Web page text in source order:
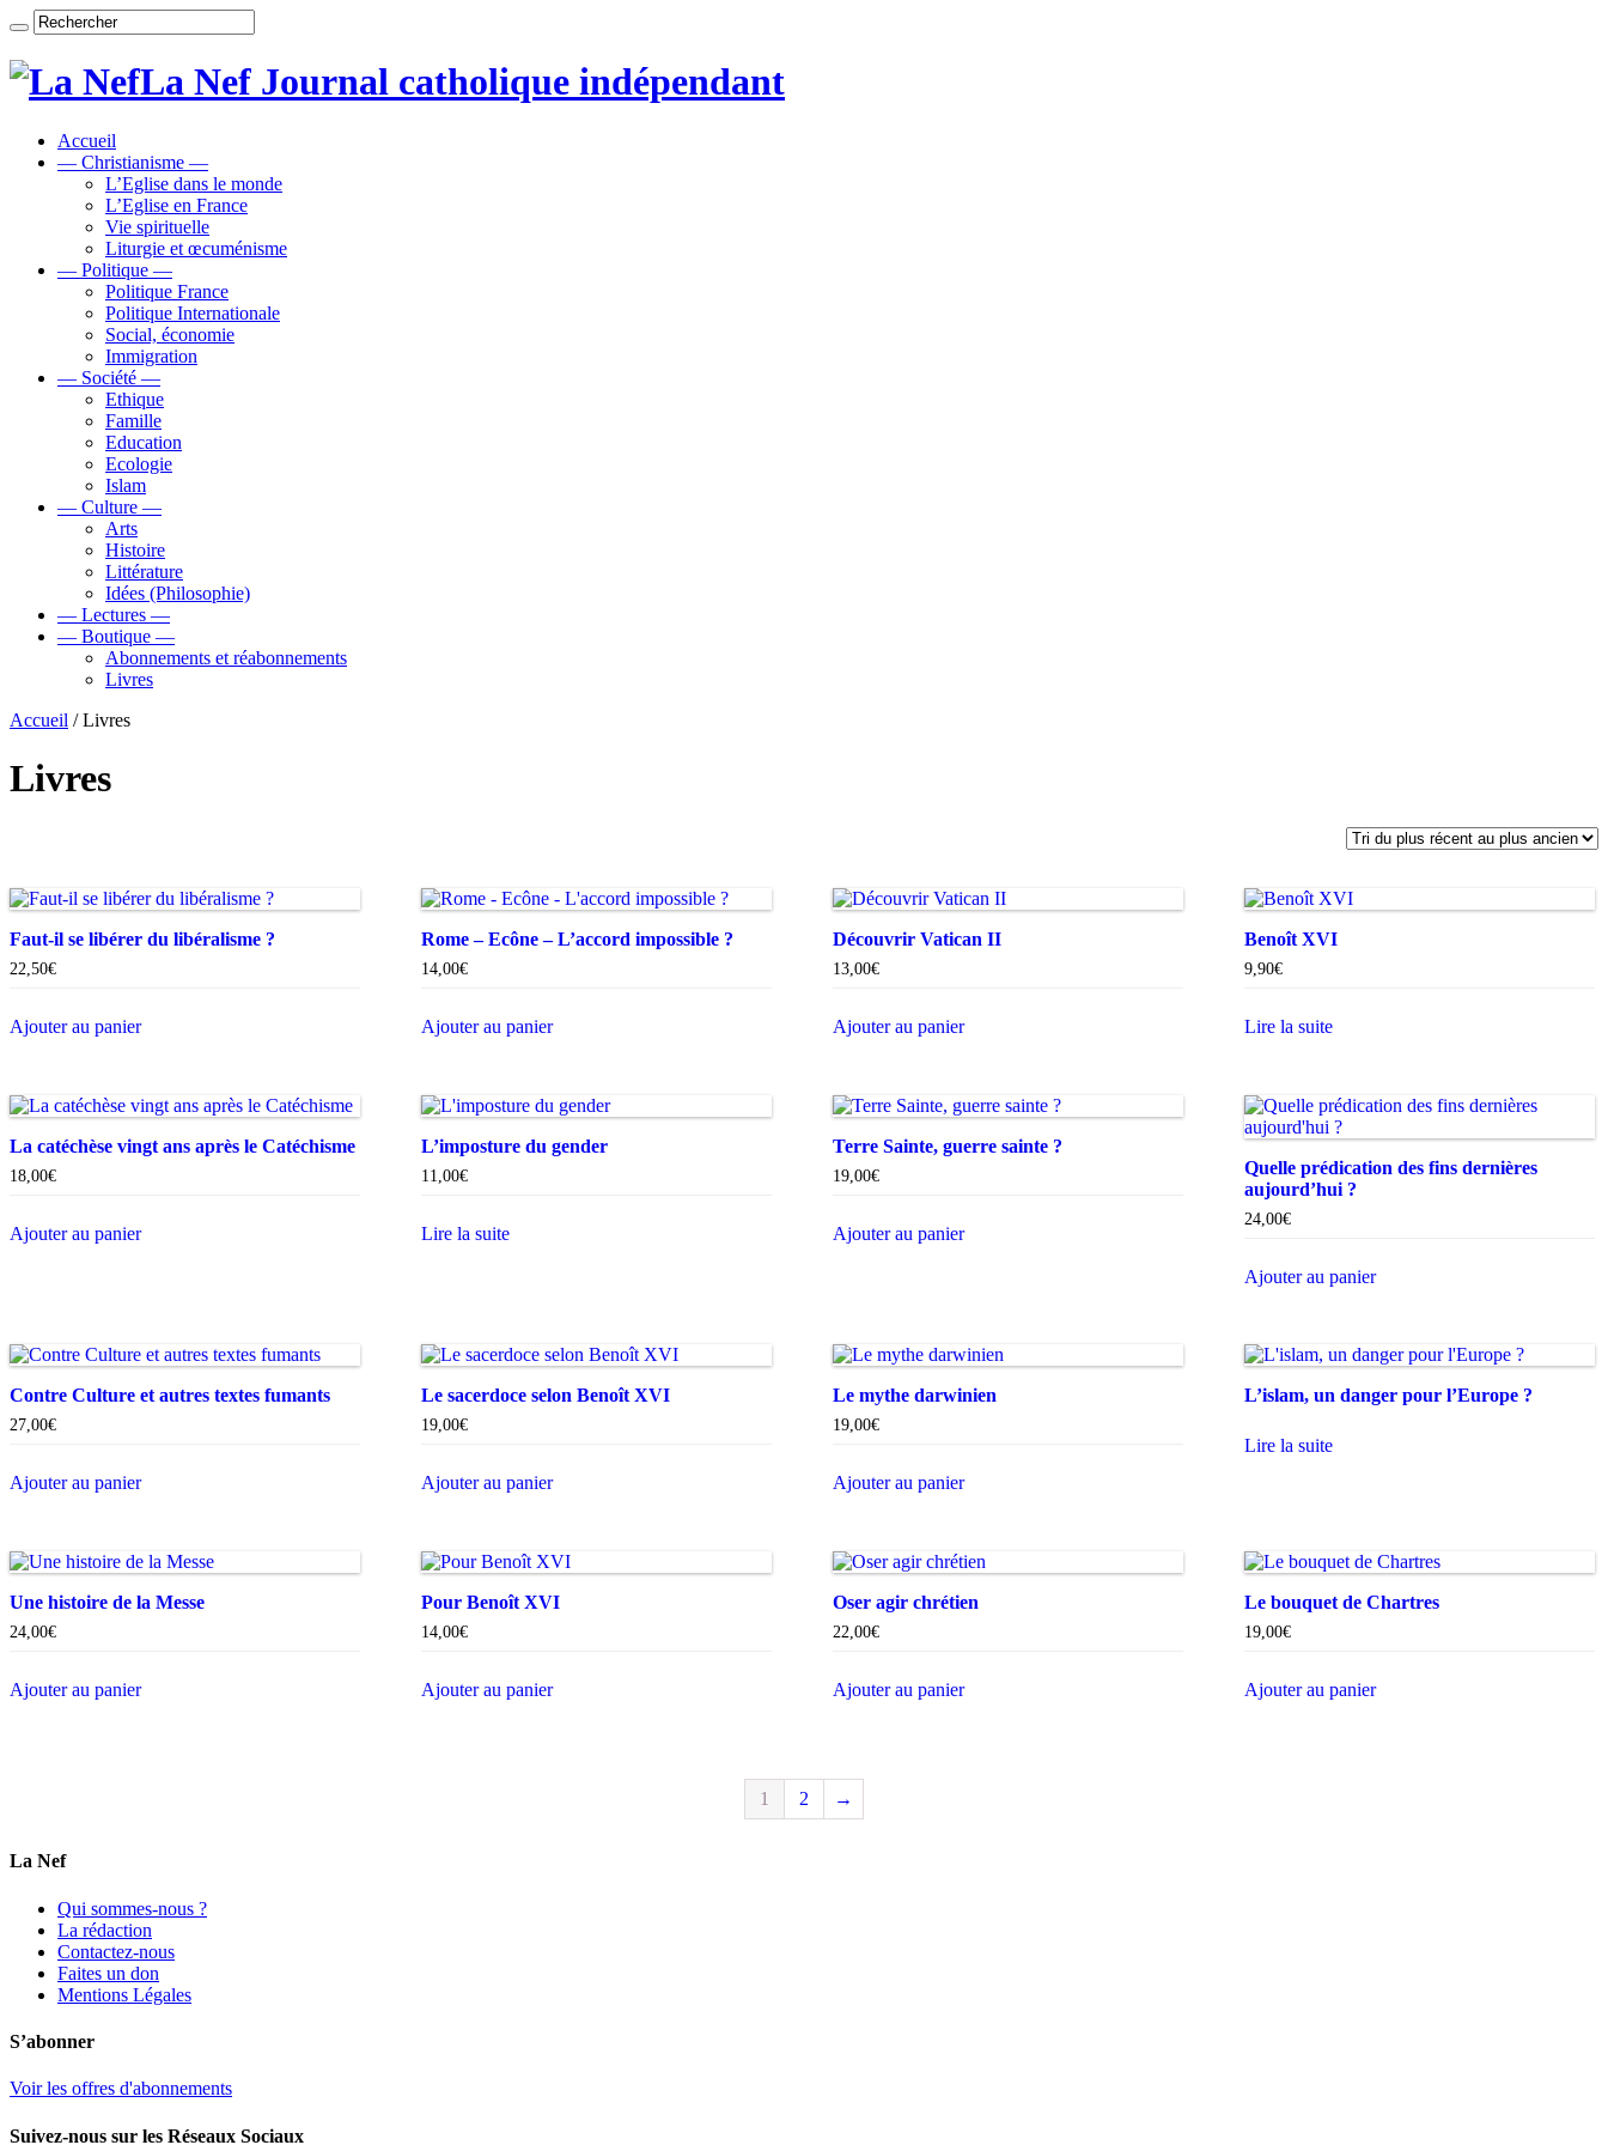
La Nef Journal catholique indépendant
Accueil
— Christianisme —
L’Eglise dans le monde
L’Eglise en France
Vie spirituelle
Liturgie et œcuménisme
— Politique —
Politique France
Politique Internationale
Social, économie
Immigration
— Société —
Ethique
Famille
Education
Ecologie
Islam
— Culture —
Arts
Histoire
Littérature
Idées (Philosophie)
— Lectures —
— Boutique —
Abonnements et réabonnements
Livres
Accueil / Livres
Livres
Faut-il se libérer du libéralisme ?
22,50€
Ajouter au panier
Rome – Ecône – L’accord impossible ?
14,00€
Ajouter au panier
Découvrir Vatican II
13,00€
Ajouter au panier
Benoît XVI
9,90€
Lire la suite
La catéchèse vingt ans après le Catéchisme
18,00€
Ajouter au panier
L’imposture du gender
11,00€
Lire la suite
Terre Sainte, guerre sainte ?
19,00€
Ajouter au panier
Quelle prédication des fins dernières
aujourd’hui ?
24,00€
Ajouter au panier
Contre Culture et autres textes fumants
27,00€
Ajouter au panier
Le sacerdoce selon Benoît XVI
19,00€
Ajouter au panier
Le mythe darwinien
19,00€
Ajouter au panier
L’islam, un danger pour l’Europe ?
Lire la suite
Une histoire de la Messe
24,00€
Ajouter au panier
Pour Benoît XVI
14,00€
Ajouter au panier
Oser agir chrétien
22,00€
Ajouter au panier
Le bouquet de Chartres
19,00€
Ajouter au panier
1 2 →
La Nef
Qui sommes-nous ?
La rédaction
Contactez-nous
Faites un don
Mentions Légales
S’abonner
Voir les offres d'abonnements
Suivez-nous sur les Réseaux Sociaux